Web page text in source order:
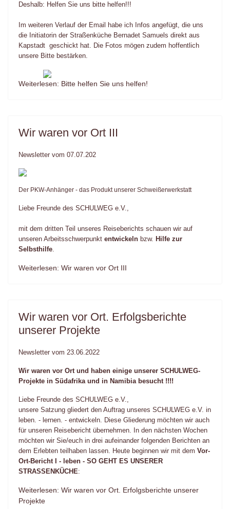
Deshalb: Helfen Sie uns bitte helfen!!!
Im weiteren Verlauf der Email habe ich Infos angefügt, die uns
die Initiatorin der Straßenküche Bernadet Samuels direkt aus
Kapstadt geschickt hat. Die Fotos mögen zudem hoffentlich
unsere Bitte bestärken.
Weiterlesen: Bitte helfen Sie uns helfen!
Wir waren vor Ort III
Newsletter vom 07.07.202
Der PKW-Anhänger - das Produkt unserer Schweißerwerkstatt
Liebe Freunde des SCHULWEG e.V.,
mit dem dritten Teil unseres Reiseberichts schauen wir auf
unseren Arbeitsschwerpunkt entwickeln bzw. Hilfe zur
Selbsthilfe.
Weiterlesen: Wir waren vor Ort III
Wir waren vor Ort. Erfolgsberichte
unserer Projekte
Newsletter vom 23.06.2022
Wir waren vor Ort und haben einige unserer SCHULWEG-
Projekte in Südafrika und in Namibia besucht !!!!
Liebe Freunde des SCHULWEG e.V.,
unsere Satzung gliedert den Auftrag unseres SCHULWEG e.V. in
leben. - lernen. - entwickeln. Diese Gliederung möchten wir auch
für unseren Reisebericht übernehmen. In den nächsten Wochen
möchten wir Sie/euch in drei aufeinander folgenden Berichten an
dem Erlebten teilhaben lassen. Heute beginnen wir mit dem Vor-
Ort-Bericht I - leben - SO GEHT ES UNSERER
STRASSENKÜCHE:
Weiterlesen: Wir waren vor Ort. Erfolgsberichte unserer
Projekte